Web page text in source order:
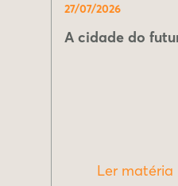
27/07/2026
A cidade do
Ler matéria